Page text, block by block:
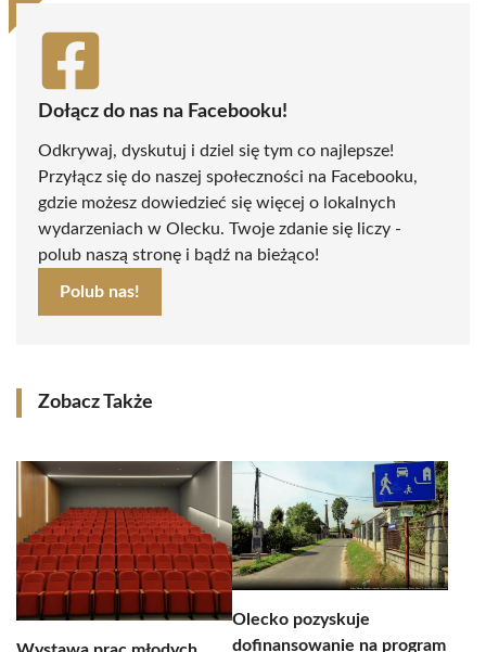
Dołącz do nas na Facebooku!
Odkrywaj, dyskutuj i dziel się tym co najlepsze!
Przyłącz się do naszej społeczności na Facebooku,
gdzie możesz dowiedzieć się więcej o lokalnych
wydarzeniach w Olecku. Twoje zdanie się liczy -
polub naszą stronę i bądź na bieżąco!
Polub nas!
Zobacz Także
Olecko pozyskuje
dofinansowanie na program